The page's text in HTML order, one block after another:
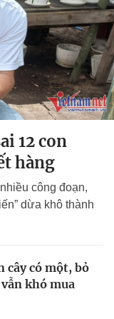
12 con
hàng
công đoạn,
dừa khô thành
cây có một, bỏ
khó mua